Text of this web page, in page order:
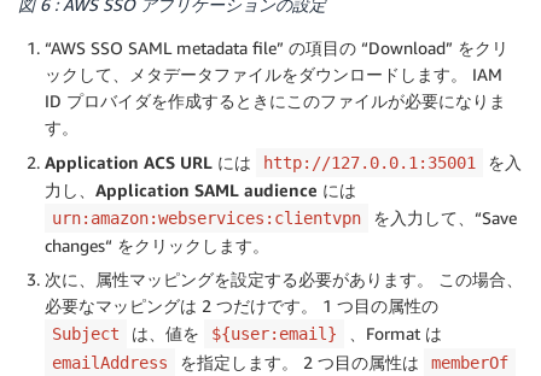
“AWS SSO SAML metadata file” の項目の “Download” をクリ
ックして、メタデータファイルをダウンロードします。 IAM
ID プロバイダを作成するときにこのファイルが必要になりま
す。
Application ACS URL には http://127.0.0.1:35001
を入
力し、 Application SAML audience には
urn:amazon:webservices:clientvpn
を入力して、“Save
changes“ をクリックします。
次に、属性マッピングを設定する必要があります。 この場合、
必要なマッピングは 2 つだけです。 1 つ目の属性の
Subject は、値を ${user:email} 、Format は
emailAddress を指定します。 2 つ目の属性は memberOf